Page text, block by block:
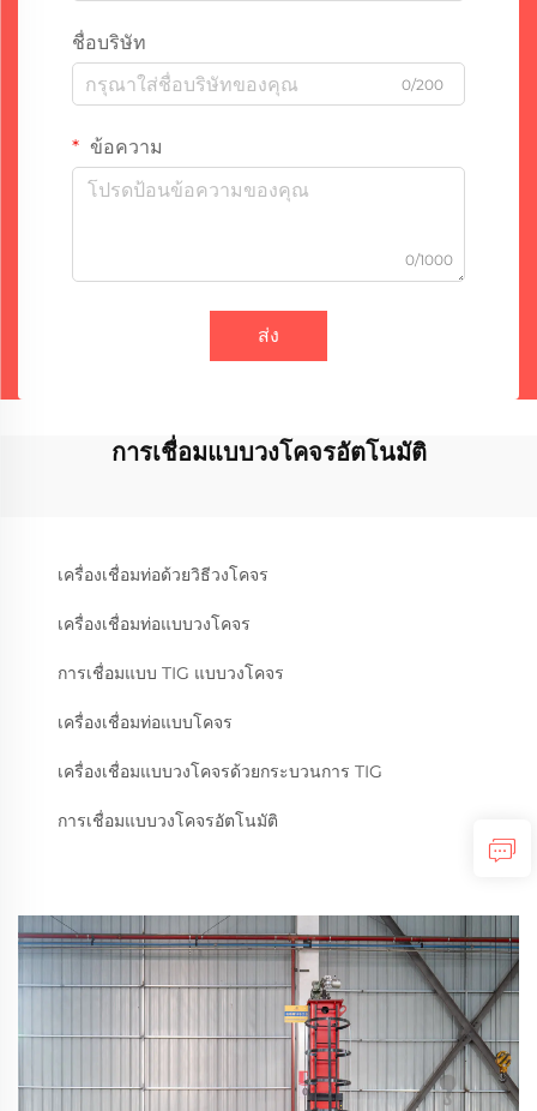
ชื่อบริษัท
0/200
ข้อความ
0/1000
ส่ง
การเชื่อมแบบวงโคจรอัตโนมัติ
เครื่องเชื่อมท่อด้วยวิธีวงโคจร
เครื่องเชื่อมท่อแบบวงโคจร
การเชื่อมแบบ TIG แบบวงโคจร
เครื่องเชื่อมท่อแบบโคจร
เครื่องเชื่อมแบบวงโคจรด้วยกระบวนการ TIG
การเชื่อมแบบวงโคจรอัตโนมัติ